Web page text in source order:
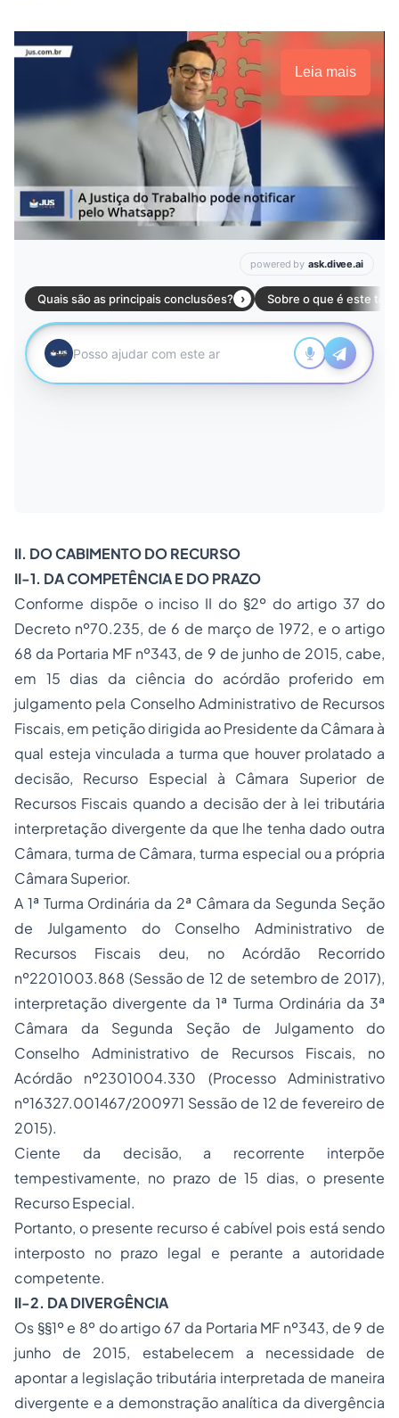
Leia mais
II. DO CABIMENTO DO RECURSO
II-1. DA COMPETÊNCIA E DO PRAZO
Conforme dispõe o inciso II do §2º do artigo 37 do
Decreto nº70.235, de 6 de março de 1972, e o artigo
68 da Portaria MF nº343, de 9 de junho de 2015, cabe,
em 15 dias da ciência do acórdão proferido em
julgamento pela Conselho Administrativo de Recursos
Fiscais, em petição dirigida ao Presidente da Câmara à
qual esteja vinculada a turma que houver prolatado a
decisão, Recurso Especial à Câmara Superior de
Recursos Fiscais quando a decisão der à lei tributária
interpretação divergente da que lhe tenha dado outra
Câmara, turma de Câmara, turma especial ou a própria
Câmara Superior.
A 1ª Turma Ordinária da 2ª Câmara da Segunda Seção
de Julgamento do Conselho Administrativo de
Recursos Fiscais deu, no Acórdão Recorrido
nº2201003.868 (Sessão de 12 de setembro de 2017),
interpretação divergente da 1ª Turma Ordinária da 3ª
Câmara da Segunda Seção de Julgamento do
Conselho Administrativo de Recursos Fiscais, no
Acórdão nº2301004.330 (Processo Administrativo
nº16327.001467/200971 Sessão de 12 de fevereiro de
2015).
Ciente da decisão, a recorrente interpõe
tempestivamente, no prazo de 15 dias, o presente
Recurso Especial.
Portanto, o presente recurso é cabível pois está sendo
interposto no prazo legal e perante a autoridade
competente.
II-2. DA DIVERGÊNCIA
Os §§1º e 8º do artigo 67 da Portaria MF nº343, de 9 de
junho de 2015, estabelecem a necessidade de
apontar a legislação tributária interpretada de maneira
divergente e a demonstração analítica da divergência